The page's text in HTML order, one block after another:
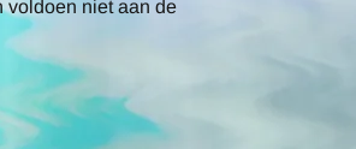
voldoen niet aan de